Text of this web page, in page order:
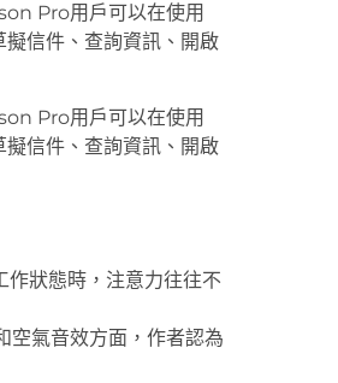
Pro用戶可以在使用
信件、查詢資訊、開啟
Pro用戶可以在使用
信件、查詢資訊、開啟
狀態時，注意力往往不
氣音效方面，作者認為